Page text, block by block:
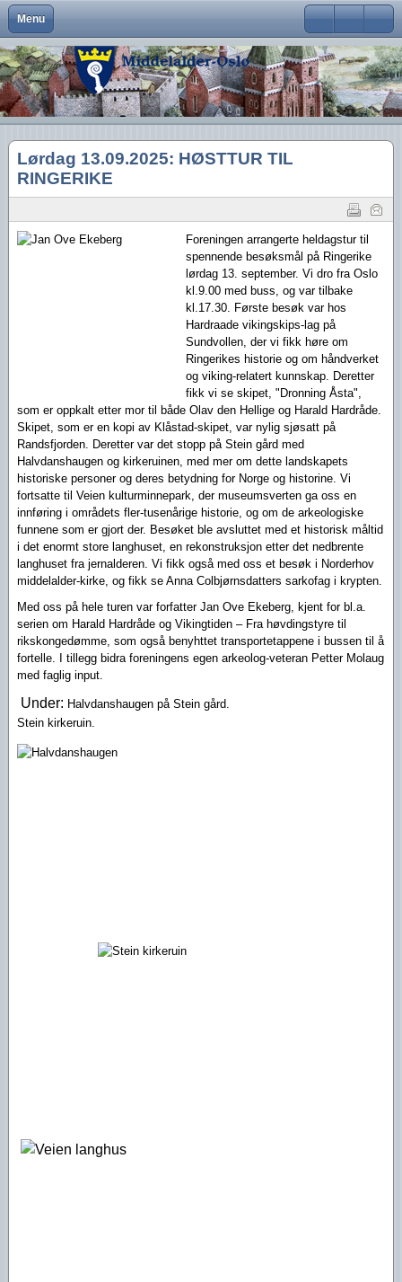
Menu Close
Om Middelalder-Oslo
Hva er Middelalder-Oslo?
Hva vi vil
Aktiviteter
Middelalderbyen i dag
Oslo i middelalderen
Medlemsfordeler og faste arrangementer
Vedtekter
Foreningens navn og logo
Gangvaktprisen
Styremedlemmer
Kontakt oss
Kontaktinfo
Formål
Visjon
Handlingsplan
Middelalderbyens framtid
Uttalelser
Møter og foredrag
Våre arrangementer
Medlemsturer
Andres arrangementer
Gjennomførte arrangementer
Gjennomførte turer
Middelalderbeltet
Middelalderparken
Presse
Middelalderbyen
Dagligliv
Arkeologiske funn
Ny viten
Medlemsblad
Brukernavn
Passord
Husk meg
Glemt ditt passord?
Glemt ditt brukernavn?
Lørdag 13.09.2025: HØSTTUR TIL
RINGERIKE
Foreningen arrangerte heldagstur til
spennende besøksmål på Ringerike
lørdag 13. september. Vi dro fra Oslo
kl.9.00 med buss, og var tilbake
kl.17.30. Første besøk var hos
Hardraade vikingskips-lag på
Sundvollen, der vi fikk høre om
Ringerikes historie og om håndverket
og viking-relatert kunnskap. Deretter
fikk vi se skipet, "Dronning Åsta",
som er oppkalt etter mor til både Olav den Hellige og Harald Hardråde.
Skipet, som er en kopi av Klåstad-skipet, var nylig sjøsatt på
Randsfjorden. Deretter var det stopp på Stein gård med
Halvdanshaugen og kirkeruinen, med mer om dette landskapets
historiske personer og deres betydning for Norge og historine. Vi
fortsatte til Veien kulturminnepark, der museumsverten ga oss en
innføring i områdets fler-tusenårige historie, og om de arkeologiske
funnene som er gjort der. Besøket ble avsluttet med et historisk måltid
i det enormt store langhuset, en rekonstruksjon etter det nedbrente
langhuset fra jernalderen. Vi fikk også med oss et besøk i Norderhov
middelalder-kirke, og fikk se Anna Colbjørnsdatters sarkofag i krypten.
Med oss på hele turen var forfatter Jan Ove Ekeberg, kjent for bl.a.
serien om Harald Hardråde og Vikingtiden – Fra høvdingstyre til
rikskongedømme, som også benyhttet transportetappene i bussen til å
fortelle. I tillegg bidra foreningens egen arkeolog-veteran Petter Molaug
med faglig input.
Under: Halvdanshaugen på Stein gård.
Stein kirkeruin.